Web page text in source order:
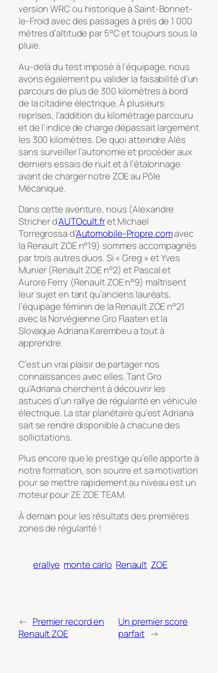
version WRC ou historique à Saint-Bonnet-
le-Froid avec des passages à près de 1 000
mètres d’altitude par 5°C et toujours sous la
pluie.
Au-delà du test imposé à l’équipage, nous
avons également pu valider la faisabilité d’un
parcours de plus de 300 kilomètres à bord
de la citadine électrique. À plusieurs
reprises, l’addition du kilométrage parcouru
et de l’indice de charge dépassait largement
les 300 kilomètres. De quoi atteindre Alès
sans surveiller l’autonomie et procéder aux
derniers essais de nuit et à l’étalonnage
avant de charger notre ZOE au Pôle
Mécanique.
Dans cette aventure, nous (Alexandre
Stricher d’AUTOcult.fret Michael
Torregrossa d’Automobile-Propre.comavec
la Renault ZOE n°19) sommes accompagnés
par trois autres duos. Si « Greg » et Yves
Munier (Renault ZOE n°2) et Pascal et
Aurore Ferry (Renault ZOE n°9) maîtrisent
leur sujet en tant qu’anciens lauréats,
l’équipage féminin de la Renault ZOE n°21
avec la Norvégienne Gro Flaaten et la
Slovaque Adriana Karembeu a tout à
apprendre.
C’est un vrai plaisir de partager nos
connaissances avec elles. Tant Gro
qu’Adriana cherchent à découvrir les
astuces d’un rallye de régularité en véhicule
électrique. La star planétaire qu’est Adriana
sait se rendre disponible à chacune des
sollicitations.
Plus encore que le prestige qu’elle apporte à
notre formation, son sourire et sa motivation
pour se mettre rapidement au niveau est un
moteur pour ZE ZOE TEAM.
À demain pour les résultats des premières
zones de régularité !
erallye monte carlo Renault ZOE
← Premier record en
Renault ZOE
Un premier score
parfait →